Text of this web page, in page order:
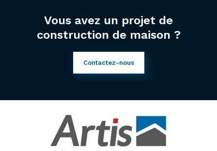
Vous avez un projet de
construction de maison ?
Contactez-nous